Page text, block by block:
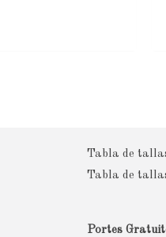
Tabla de
Tabla de
Portes